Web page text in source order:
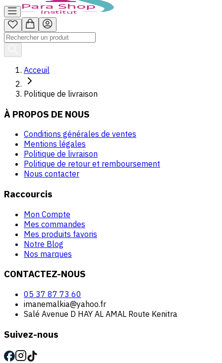
Acceuil
Politique de livraison
À PROPOS DE NOUS
Conditions générales de ventes
Mentions légales
Politique de livraison
Politique de retour et remboursement
Nous contacter
Raccourcis
Mon Compte
Mes commandes
Mes produits favoris
Notre Blog
Nos marques
CONTACTEZ-NOUS
05 37 87 73 60
imanemalkia@yahoo.fr
Salé Avenue D HAY AL AMAL Route Kenitra
Suivez-nous